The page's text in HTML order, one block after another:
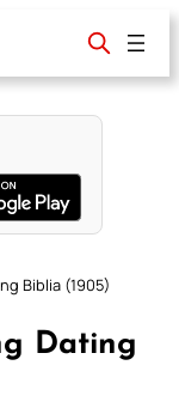
Biblia (1905)
Dating